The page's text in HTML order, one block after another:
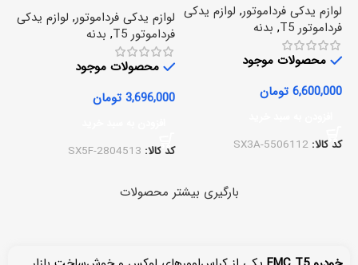
لوازم یدکی فرداموتور, لوازم یدکی
فرداموتور T5
, بدنه
محصولات موجود
6,600,000 تومان
کد کالا: SX3A-5506112
لوازم یدکی فرداموتور, لوازم یدکی
فرداموتور T5
, بدنه
محصولات موجود
3,696,000 تومان
کد کالا: SX5F-2804513
بارگیری بیشتر محصولات